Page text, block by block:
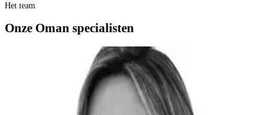
Het team
Onze Oman specialisten